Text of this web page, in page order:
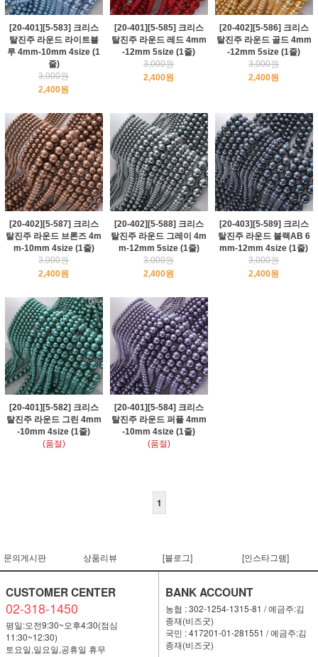
[20-401][5-583] 크리스
탈진주 라운드 라이트블
루 4mm-10mm 4size (1
줄)
3,000원
2,400원
[20-401][5-585] 크리스
탈진주 라운드 레드 4mm
-12mm 5size (1줄)
3,000원
2,400원
[20-402][5-586] 크리스
탈진주 라운드 골드 4mm
-12mm 5size (1줄)
3,000원
2,400원
[20-402][5-587] 크리스
탈진주 라운드 브론즈 4m
m-10mm 4size (1줄)
3,000원
2,400원
[20-402][5-588] 크리스
탈진주 라운드 그레이 4m
m-12mm 5size (1줄)
3,000원
2,400원
[20-403][5-589] 크리스
탈진주 라운드 블랙AB 6
mm-12mm 4size (1줄)
3,000원
2,400원
[20-401][5-582] 크리스
탈진주 라운드 그린 4mm
-10mm 4size (1줄)
(품절)
[20-401][5-584] 크리스
탈진주 라운드 퍼플 4mm
-10mm 4size (1줄)
(품절)
1
문의게시판 상품리뷰 [블로그] [인스타그램]
CUSTOMER CENTER
02-318-1450
평일:오전9:30~오후4:30(점심
11:30~12:30)
토요일,일요일,공휴일 휴무
BANK ACCOUNT
농협 : 302-1254-1315-81 / 예금주:김
종재(비즈굿)
국민 : 417201-01-281551 / 예금주:김
종재(비즈굿)